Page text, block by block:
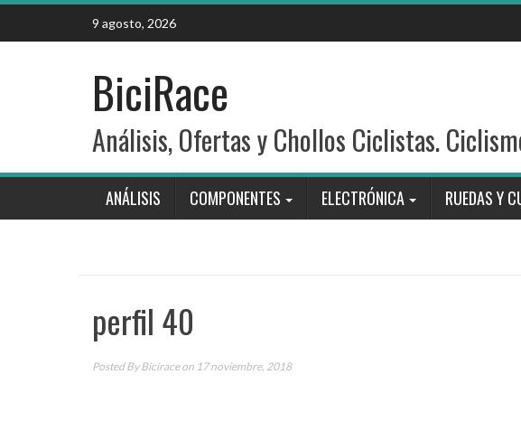
Skip
content
9 agosto, 2026
BiciRace
Análisis, Ofertas y Chollos Ciclistas.
ANÁLISIS COMPONENTES ELECTRÓNICA RUEDAS Y
perfil 40
Posted ByBiciraceon 17 noviembre, 2018